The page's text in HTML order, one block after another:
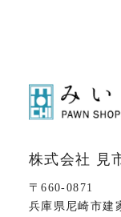
株式会社 見
〒660-0871
兵庫県尼崎市建